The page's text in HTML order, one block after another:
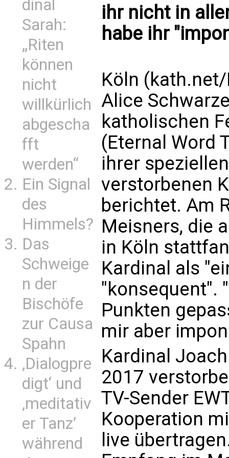
dinal
Sarah:
„Riten
können
nicht
willkürlich
abgescha
fft
werden“
Ein Signal
des
Himmels?
Das
Schweige
n der
Bischöfe
zur Causa
Spahn
‚Dialogpre
digt‘ und
‚meditativ
er Tanz’
während
ihr nicht in
habe ihr
Köln
Alice
katholischen
(Eternal Word
ihrer
verstorbenen
berichtet. Am
Meisners, die
in Köln
Kardinal als
"konsequent".
Punkten
mir aber
Kardinal
2017
TV-Sender
Kooperation
live